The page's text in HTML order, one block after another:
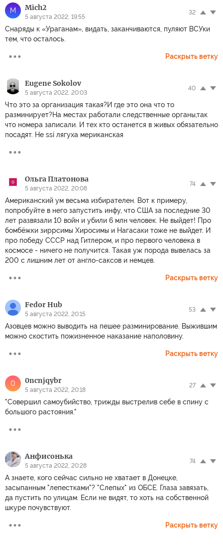
M Mich2
5 августа 2022, 19:55
32
Снаряды к «Ураганам», видать, заканчиваются, пуляют ВСУки
тем, что осталось.
Раскрыть ветку
Eugene Sokolov
5 августа 2022, 20:03
40
Что это за организация такая?И где это она что то
разминирует?На местах работали следственные органы,так
что номера записали. И тех кто останется в живых обязательно
посадят. Не ssi лягуха мериканская
Ольга Платонова
5 августа 2022, 20:08
74
Американский ум весьма избирателен. Вот к примеру,
попробуйте в него запустить инфу, что США за последние 30
лет развязали 10 войн и убили 6 млн человек. Не выйдет! Про
бомбёжки зиррсимы Хиросимы и Нагасаки тоже не выйдет. И
про победу СССР над Гитлером, и про первого человека в
космосе - ничего не получится. Такая уж порода вывелась за
200 с лишним лет от англо-саксов и немцев.
Раскрыть ветку
Fedor Hub
5 августа 2022, 20:15
53
Азовцев можно выводить на пешее разминирование. Выжившим
можно скостить пожизненное наказание наполовину.
Раскрыть ветку
0 0ncnjqybr
5 августа 2022, 20:18
27
"Совершил самоубийство, трижды выстрелив себе в спину с
большого растояния."
Анфисонька
5 августа 2022, 20:28
74
А знаете, кого сейчас сильно не хватает в Донецке,
засыпанным "лепестками"? "Слепых" из ОБСЕ. Глаза завязать,
да пустить по улицам. Если не видят, то хоть на собственной
шкуре почувствуют.
Раскрыть ветку